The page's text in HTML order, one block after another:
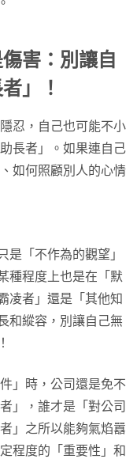
害：別讓自
」！
忍，自己也可能不小
長者」。如果連自己
如何照顧別人的心情
是「不作為的觀望」
種程度上也是在「默
凌者」還是「其他知
和縱容，別讓自己無
」時，公司還是免不
」，誰才是「對公司
」之所以能夠氣焰囂
程度的「重要性」和